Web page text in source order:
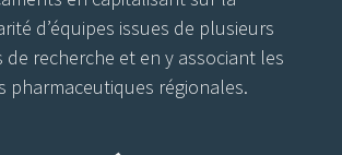
d’équipes issues de plusieurs
recherche et en y associant les
pharmaceutiques régionales.